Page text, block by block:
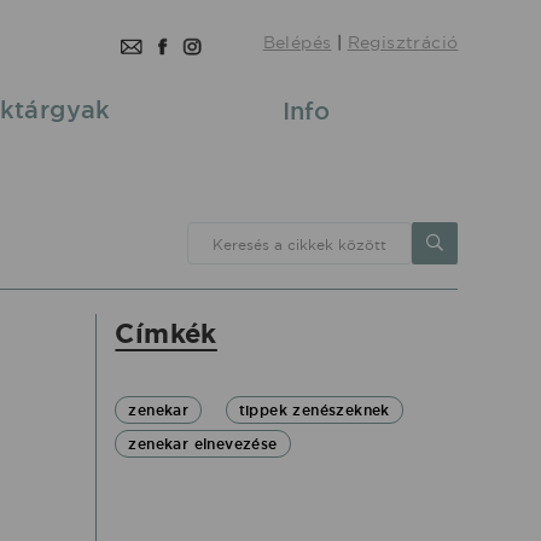
Belépés | Regisztráció
Info
Keresés a cikkek között
Címkék
zenekar
tippek zenészeknek
zenekar elnevezése